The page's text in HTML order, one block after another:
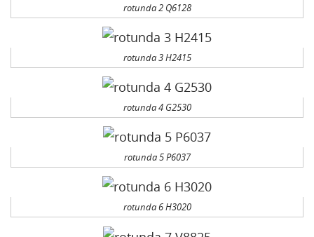
rotunda 2 Q6128
rotunda 3 H2415
rotunda 4 G2530
rotunda 5 P6037
rotunda 6 H3020